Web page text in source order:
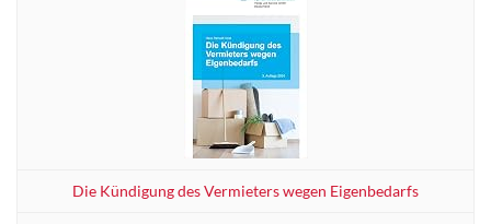
Die Kündigung des Vermieters wegen Eigenbedarfs